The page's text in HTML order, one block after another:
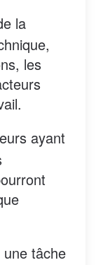
la
les
ayant
tâche